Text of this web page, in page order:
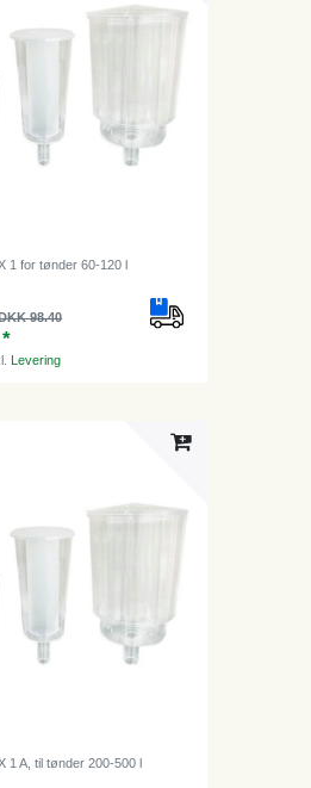
1 for tønder 60-120 l
98.40
Levering
1 A, til tønder 200-500 l